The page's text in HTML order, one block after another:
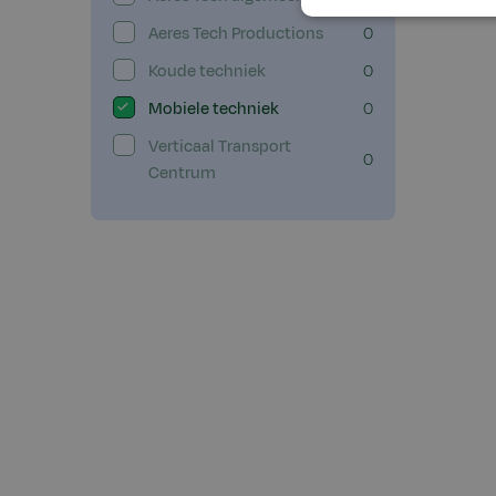
Aeres Tech Productions
0
Koude techniek
0
Mobiele techniek
0
Verticaal Transport
Centrum
0